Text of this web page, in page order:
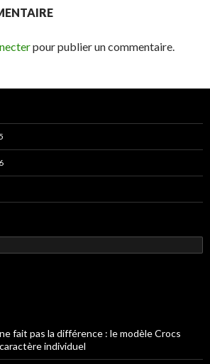
pour publier un commentaire.
fait pas la différence : le modèle Crocs
individuel